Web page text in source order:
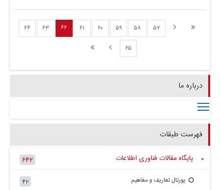
۵۷ ۵۸ ۵۹ ۶۰ ۶۱ ۶۲ ۶۳ ۶۴
۶۵
درباره ما
فهرست طبقات
پایگاه مقالات فناوری اطلاعات ۶۴۲
پورتال تعاریف و مفاهیم
۴۲